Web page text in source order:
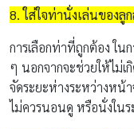
8. ใส่ใจท่านั่งเล่นของลู
การเลือกท่าที่ถูกต้อง ใน
ๆ นอกจากจะช่วยให้ไม่เ
จัดระยะห่างระหว่างหน้
ไม่ควรนอนดู หรือนั่งในร